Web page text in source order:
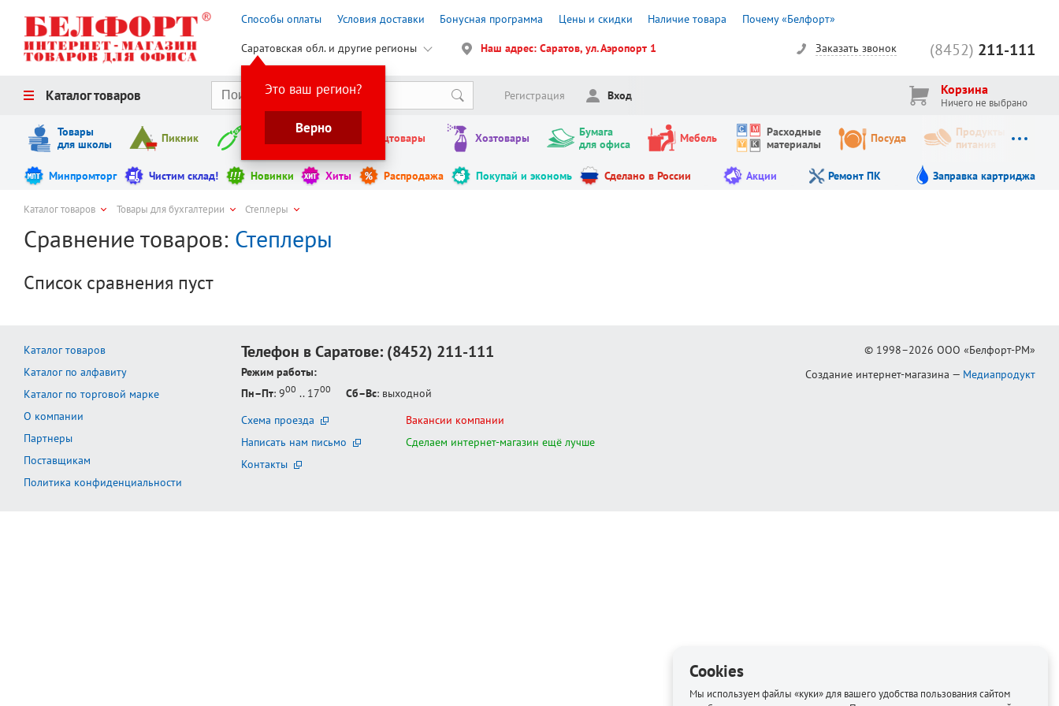
Способы оплаты Условия доставки Бонусная программа Цены и скидки Наличие товара Почему «Белфорт»
Саратовская обл. и другие регионы
Это ваш регион?
Верно
Наш адрес: Саратов, ул. Аэропорт 1 (8452) 211-111
Заказать звонок
Каталог товаров Регистрация Вход Корзина
Ничего не выбрано
Товары
для школы
Пикник Инструменты Канцтовары Хозтовары
Бумага
для офиса
Мебель
Расходные
материалы
Посуда
Продукты
питания
Минпромторг Чистим склад! Новинки Хиты Распродажа Покупай и экономь Сделано в России Акции Ремонт ПК Заправка картриджа
Каталог товаров Товары для бухгалтерии Степлеры
Сравнение товаров: Степлеры
Список сравнения пуст
Каталог товаров
Каталог по алфавиту
Каталог по торговой марке
О компании
Партнеры
Поставщикам
Политика конфиденциальности
Телефон в Саратове: (8452) 211-111
Режим работы:
Пн–Пт: 900 .. 1700 Сб–Вс: выходной
Схема проезда
Написать нам письмо
Контакты
Вакансии компании
Сделаем интернет-магазин ещё лучше
© 1998–2026 ООО «Белфорт-РМ»
Создание интернет-магазина — Медиапродукт
Cookies
Мы используем файлы «куки» для вашего удобства пользования сайтом